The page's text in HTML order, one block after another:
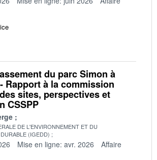
du parc Simon à
Rapport à la commission
sites, perspectives et
CSSPP
DE L'ENVIRONNEMENT ET DU
(IGEDD)
Mise en ligne: avr. 2026
Affaire